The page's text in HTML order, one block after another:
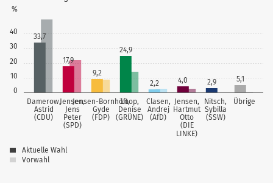
0
10
20
30
40
%
Damerow,
Astrid
(CDU)
Jensen,
Jens
Peter
(SPD)
Jensen-Bornhöft,
Gyde
(FDP)
Loop,
Denise
(GRÜNE)
Clasen,
Andrej
(AfD)
Jensen,
Hartmut
Otto
(DIE
LINKE)
Nitsch,
Sybilla
(SSW)
Übrige
33,7
17,9
9,2
24,9
2,2 4,0 2,9 5,1
Aktuelle Wahl
Vorwahl